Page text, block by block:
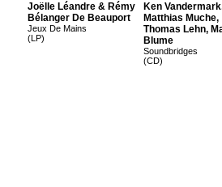
Joëlle Léandre & Rémy
Bélanger De Beauport
Jeux De Mains
(LP)
Ken
Matthias Muche,
Thomas Lehn,
Blume
Soundbridges
(CD)